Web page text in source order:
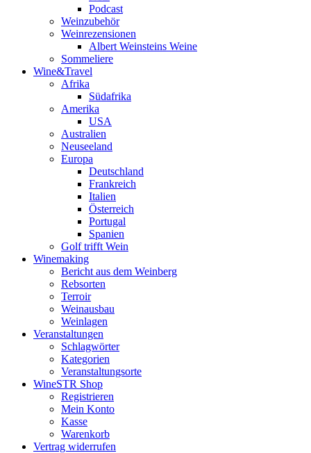
Podcast
Weinzubehör
Weinrezensionen
Albert Weinsteins Weine
Sommeliere
Wine&Travel
Afrika
Südafrika
Amerika
USA
Australien
Neuseeland
Europa
Deutschland
Frankreich
Italien
Österreich
Portugal
Spanien
Golf trifft Wein
Winemaking
Bericht aus dem Weinberg
Rebsorten
Terroir
Weinausbau
Weinlagen
Veranstaltungen
Schlagwörter
Kategorien
Veranstaltungsorte
WineSTR Shop
Registrieren
Mein Konto
Kasse
Warenkorb
Vertrag widerrufen